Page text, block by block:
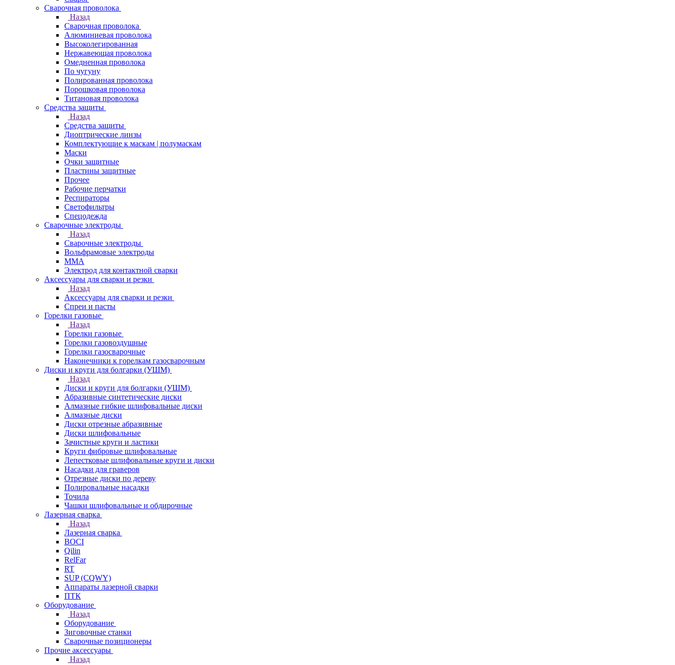
Сварочная проволока
Назад
Сварочная проволока
Алюминиевая проволока
Высоколегированная
Нержавеющая проволока
Омедненная проволока
По чугуну
Полированная проволока
Порошковая проволока
Титановая проволока
Средства защиты
Назад
Средства защиты
Диоптрические линзы
Комплектующие к маскам | полумаскам
Маски
Очки защитные
Пластины защитные
Прочее
Рабочие перчатки
Респираторы
Светофильтры
Спецодежда
Сварочные электроды
Назад
Сварочные электроды
Вольфрамовые электроды
ММА
Электрод для контактной сварки
Аксессуары для сварки и резки
Назад
Аксессуары для сварки и резки
Спреи и пасты
Горелки газовые
Назад
Горелки газовые
Горелки газовоздушные
Горелки газосварочные
Наконечники к горелкам газосварочным
Диски и круги для болгарки (УШМ)
Назад
Диски и круги для болгарки (УШМ)
Абразивные синтетические диски
Алмазные гибкие шлифовальные диски
Алмазные диски
Диски отрезные абразивные
Диски шлифовальные
Зачистные круги и ластики
Круги фибровые шлифовальные
Лепестковые шлифовальные круги и диски
Насадки для граверов
Отрезные диски по дереву
Полировальные насадки
Точила
Чашки шлифовальные и обдирочные
Лазерная сварка
Назад
Лазерная сварка
BOCI
Qilin
RelFar
RT
SUP (CQWY)
Аппараты лазерной сварки
ПТК
Оборудование
Назад
Оборудование
Зиговочные станки
Сварочные позиционеры
Прочие аксессуары
Назад